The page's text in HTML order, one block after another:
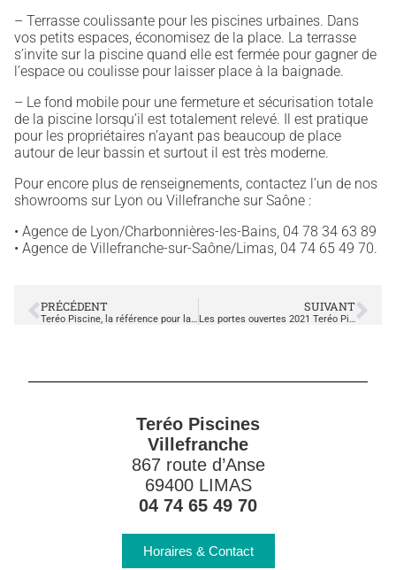
– Terrasse coulissante pour les piscines urbaines. Dans
vos petits espaces, économisez de la place. La terrasse
s’invite sur la piscine quand elle est fermée pour gagner de
l’espace ou coulisse pour laisser place à la baignade.
– Le fond mobile pour une fermeture et sécurisation totale
de la piscine lorsqu’il est totalement relevé. Il est pratique
pour les propriétaires n’ayant pas beaucoup de place
autour de leur bassin et surtout il est très moderne.
Pour encore plus de renseignements, contactez l’un de nos
showrooms sur Lyon ou Villefranche sur Saône :
• Agence de Lyon/Charbonnières-les-Bains, 04 78 34 63 89
• Agence de Villefranche-sur-Saône/Limas, 04 74 65 49 70.
PRÉCÉDENT
Teréo Piscine, la référence pour la piscine de votre hôtel
SUIVANT
Les portes ouvertes 2021 Teréo Piscines
Teréo Piscines
Villefranche
867 route d’Anse
69400 LIMAS
04 74 65 49 70
Horaires & Contact